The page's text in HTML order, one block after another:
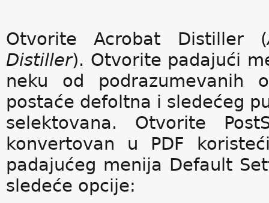
Otvorite Acrobat Distiller (
Distiller). Otvorite padajući
neku od podrazumevanih
postaće defoltna i sledećeg
selektovana. Otvorite
konvertovan u PDF
padajućeg menija Default
sledeće opcije: